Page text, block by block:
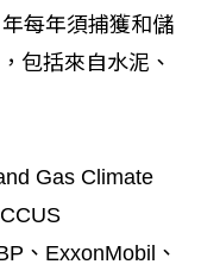
每年須捕獲和儲
包括來自水泥、
Gas Climate
、ExxonMobil、